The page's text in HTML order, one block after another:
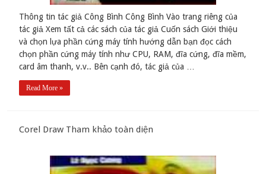
Thông tin tác giả Công Bình Công Bình Vào trang riêng của
tác giả Xem tất cả các sách của tác giả Cuốn sách Giới thiệu
và chọn lựa phần cứng máy tính hướng dẫn bạn đọc cách
chọn phần cứng máy tính như CPU, RAM, đĩa cứng, đĩa mềm,
card âm thanh, v.v.. Bên cạnh đó, tác giả của …
Read More »
Corel Draw Tham khảo toàn diện